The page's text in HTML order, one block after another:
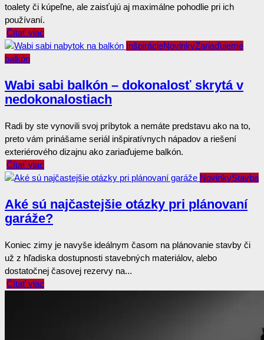
toalety či kúpeľne, ale zaisťujú aj maximálne pohodlie pri ich
používaní.
Čítať viac
InšpirácieNovinkyZariaďujeme
balkón
Wabi sabi balkón – dokonalosť skrytá v
nedokonalostiach
Radi by ste vynovili svoj príbytok a nemáte predstavu ako na to,
preto vám prinášame seriál inšpiratívnych nápadov a riešení
exteriérového dizajnu ako zariaďujeme balkón.
Čítať viac
NovinkyStavba
Aké sú najčastejšie otázky pri plánovaní
garáže?
Koniec zimy je navyše ideálnym časom na plánovanie stavby či
už z hľadiska dostupnosti stavebných materiálov, alebo
dostatočnej časovej rezervy na...
Čítať viac